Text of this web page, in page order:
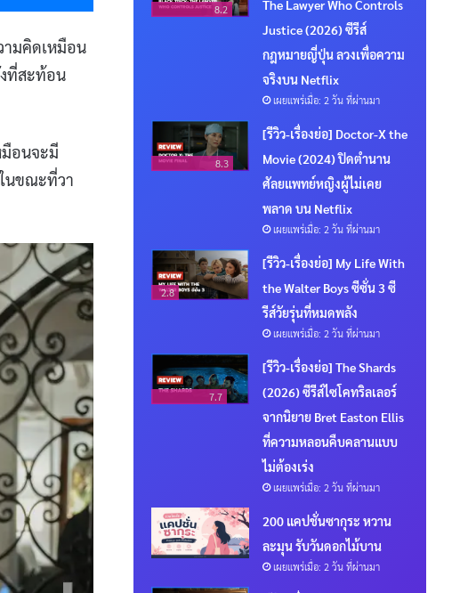
ามคิดเหมือน
ที่สะท้อน
อนจะมี
นขณะที่วา
8.2
The Lawyer Who Controls
Justice (2026) ซีรีส์
กฎหมายญี่ปุ่น ลวงเพื่อความ
จริงบน Netflix
เผยแพร่เมื่อ: 2 วัน ที่ผ่านมา
8.3
[รีวิว-เรื่องย่อ] Doctor-X the
Movie (2024) ปิดตำนาน
ศัลยแพทย์หญิงผู้ไม่เคย
พลาด บน Netflix
เผยแพร่เมื่อ: 2 วัน ที่ผ่านมา
2.8
[รีวิว-เรื่องย่อ] My Life With
the Walter Boys ซีซั่น 3 ซี
รีส์วัยรุ่นที่หมดพลัง
เผยแพร่เมื่อ: 2 วัน ที่ผ่านมา
7.7
[รีวิว-เรื่องย่อ] The Shards
(2026) ซีรีส์ไซโคทริลเลอร์
จากนิยาย Bret Easton Ellis
ที่ความหลอนคืบคลานแบบ
ไม่ต้องเร่ง
เผยแพร่เมื่อ: 2 วัน ที่ผ่านมา
200 แคปชั่นซากุระ หวาน
ละมุน รับวันดอกไม้บาน
เผยแพร่เมื่อ: 2 วัน ที่ผ่านมา